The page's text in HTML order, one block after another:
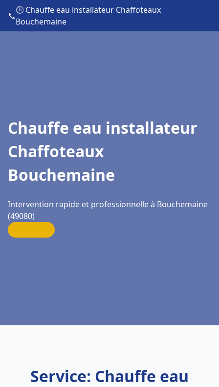
📞
🕒 Chauffe eau installateur Chaffoteaux
Bouchemaine
Chauffe eau installateur
Chaffoteaux
Bouchemaine
Intervention rapide et professionnelle à Bouchemaine
(49080)
Service: Chauffe eau